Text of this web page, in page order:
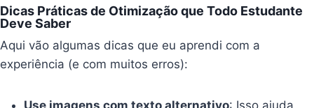
Dicas Práticas de Otimização que Todo Estudante
Deve Saber
Aqui vão algumas dicas que eu aprendi com a
experiência (e com muitos erros):
Use imagens com texto alternativo: Isso ajuda